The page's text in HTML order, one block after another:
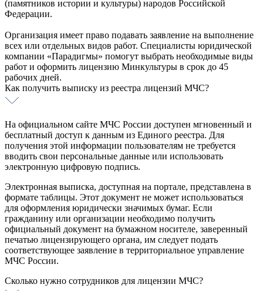
(памятников истории и культуры) народов Российской
Федерации.
Организация имеет право подавать заявление на выполнение
всех или отдельных видов работ. Специалисты юридической
компании «Парадигмы» помогут выбрать необходимые виды
работ и оформить лицензию Минкультуры в срок до 45
рабочих дней.
Как получить выписку из реестра лицензий МЧС?
На официальном сайте МЧС России доступен мгновенный и
бесплатный доступ к данным из Единого реестра. Для
получения этой информации пользователям не требуется
вводить свои персональные данные или использовать
электронную цифровую подпись.
Электронная выписка, доступная на портале, представлена в
формате таблицы. Этот документ не может использоваться
для оформления юридически значимых бумаг. Если
гражданину или организации необходимо получить
официальный документ на бумажном носителе, заверенный
печатью лицензирующего органа, им следует подать
соответствующее заявление в территориальное управление
МЧС России.
Сколько нужно сотрудников для лицензии МЧС?